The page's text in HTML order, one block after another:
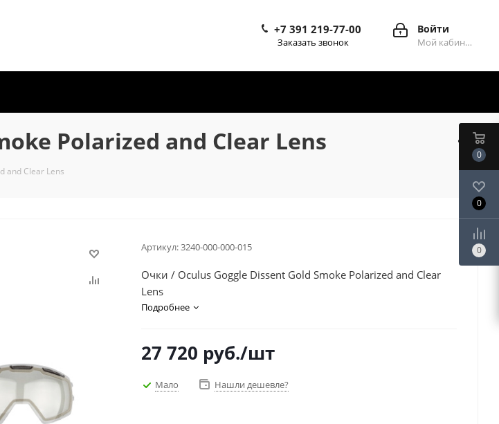
Войти
Мой кабинет
+7 391 219-77-00
Заказать звонок
Polarized and Clear Lens
and Clear Lens
Артикул:3240-000-000-015
Очки / Oculus Goggle Dissent Gold Smoke Polarized and Clear
Lens
Подробнее
27 720 руб./шт
Мало Нашли дешевле?
0
0
0